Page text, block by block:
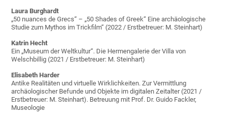
Laura Burghardt
„50 nuances de Grecs“ – „50 Shades of Greek“ Eine archäologische
Studie zum Mythos im Trickfilm“ (2022 / Erstbetreuer: M. Steinhart)
Katrin Hecht
Ein „Museum der Weltkultur“. Die Hermengalerie der Villa von
Welschbillig (2021 / Erstbetreuer: M. Steinhart)
Elisabeth Harder
Antike Realitäten und virtuelle Wirklichkeiten. Zur Vermittlung
archäologischer Befunde und Objekte im digitalen Zeitalter (2021 /
Erstbetreuer: M. Steinhart). Betreuung mit Prof. Dr. Guido Fackler,
Museologie